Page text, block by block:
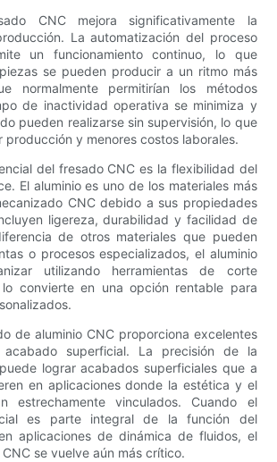
CNC mejora significativamente la
La automatización del proceso
un funcionamiento continuo, lo que
se pueden producir a un ritmo más
normalmente permitirían los métodos
de inactividad operativa se minimiza y
pueden realizarse sin supervisión, lo que
producción y menores costos laborales.
del fresado CNC es la flexibilidad del
El aluminio es uno de los materiales más
CNC debido a sus propiedades
ligereza, durabilidad y facilidad de
de otros materiales que pueden
o procesos especializados, el aluminio
utilizando herramientas de corte
convierte en una opción rentable para
de aluminio CNC proporciona excelentes
superficial. La precisión de la
lograr acabados superficiales que a
en aplicaciones donde la estética y el
estrechamente vinculados. Cuando el
es parte integral de la función del
aplicaciones de dinámica de fluidos, el
se vuelve aún más crítico.